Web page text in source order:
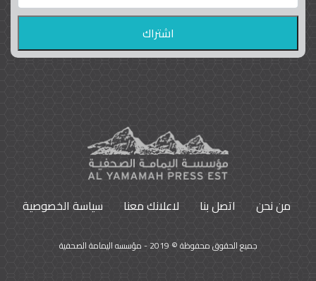
واشنطن بوست واللوبي المزدوج
9801
من نحن اتصل بنا لاعلانك معنا سياسة الخصوصية
جميع الحقوق محفوظة © 2019 - مؤسسه اليمامة الصحفية